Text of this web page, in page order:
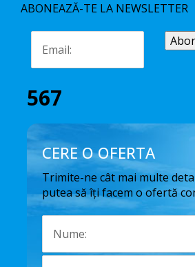
ABONEAZĂ-TE LA NEWSLETTER
567
CERE O OFERTA
Trimite-ne cât mai multe
putea să îți facem o ofertă